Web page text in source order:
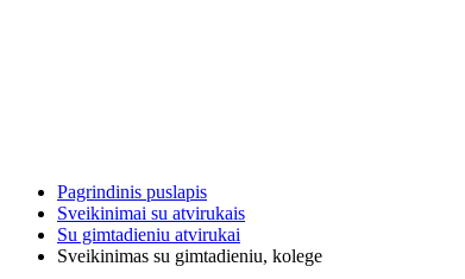
Pagrindinis puslapis
Sveikinimai su atvirukais
Su gimtadieniu atvirukai
Sveikinimas su gimtadieniu, kolege